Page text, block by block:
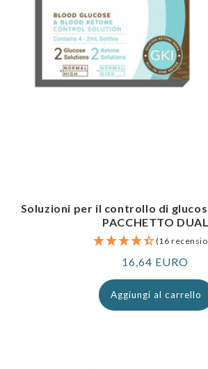
Soluzioni per il controllo di
PACCHETTO DUAL
(16
Prezzo
normale
16,64 EURO
Aggiungi al carrello